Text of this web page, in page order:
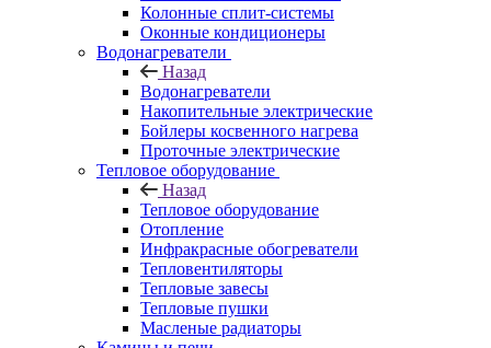
Колонные сплит-системы
Оконные кондиционеры
Водонагреватели
Назад
Водонагреватели
Накопительные электрические
Бойлеры косвенного нагрева
Проточные электрические
Тепловое оборудование
Назад
Тепловое оборудование
Отопление
Инфракрасные обогреватели
Тепловентиляторы
Тепловые завесы
Тепловые пушки
Масленые радиаторы